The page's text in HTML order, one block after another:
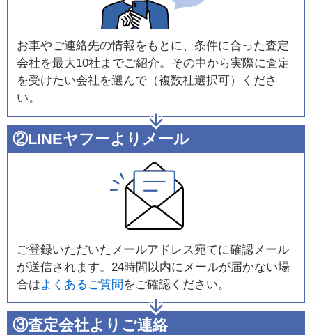
お車やご連絡先の情報をもとに、条件に合った査定
会社を最大10社までご紹介。その中から実際に査定
を受けたい会社を選んで（複数社選択可）くださ
い。
②LINEヤフーよりメール
ご登録いただいたメールアドレス宛てに確認メール
が送信されます。24時間以内にメールが届かない場
合はよくあるご質問 をご確認ください。
③査定会社よりご連絡